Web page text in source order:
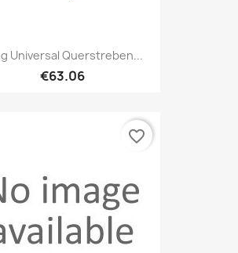
Universal Querstreben...
€63.06
favorite_border